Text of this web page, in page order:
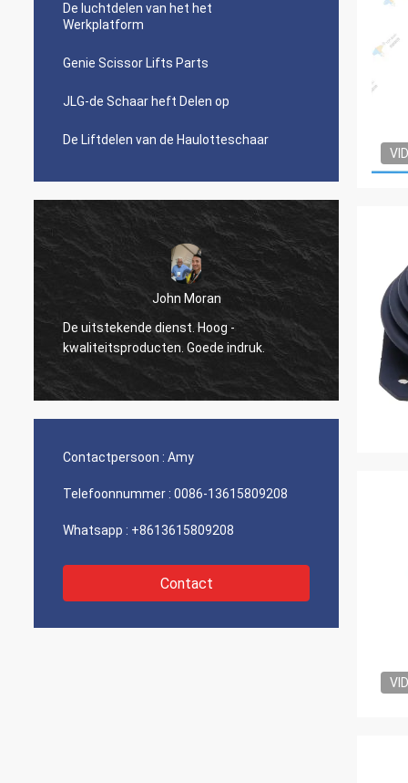
De luchtdelen van het het
Werkplatform
Genie Scissor Lifts Parts
JLG-de Schaar heft Delen op
De Liftdelen van de Haulotteschaar
John Moran
De uitstekende dienst. Hoog -
kwaliteitsproducten. Goede indruk.
al uw
Contactpersoon : Amy
Telefoonnummer : 0086-13615809208
Whatsapp : +8613615809208
Contact